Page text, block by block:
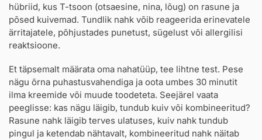
hübriid, kus T-tsoon (otsaesine, nina, lõug) on rasune ja
põsed kuivemad. Tundlik nahk võib reageerida erinevatele
ärritajatele, põhjustades punetust, sügelust või allergilisi
reaktsioone.
Et täpsemalt määrata oma nahatüüp, tee lihtne test. Pese
nägu õrna puhastusvahendiga ja oota umbes 30 minutit
ilma kreemide või muude toodeteta. Seejärel vaata
peeglisse: kas nägu läigib, tundub kuiv või kombineeritud?
Rasune nahk läigib terves ulatuses, kuiv nahk tundub
pingul ja ketendab nähtavalt, kombineeritud nahk näitab